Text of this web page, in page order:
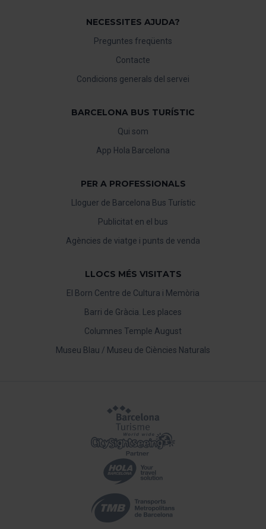
NECESSITES AJUDA?
Preguntes freqüents
Contacte
Condicions generals del servei
BARCELONA BUS TURÍSTIC
Qui som
App Hola Barcelona
PER A PROFESSIONALS
Lloguer de Barcelona Bus Turístic
Publicitat en el bus
Agències de viatge i punts de venda
LLOCS MÉS VISITATS
El Born Centre de Cultura i Memòria
Barri de Gràcia. Les places
Columnes Temple August
Museu Blau / Museu de Ciències Naturals